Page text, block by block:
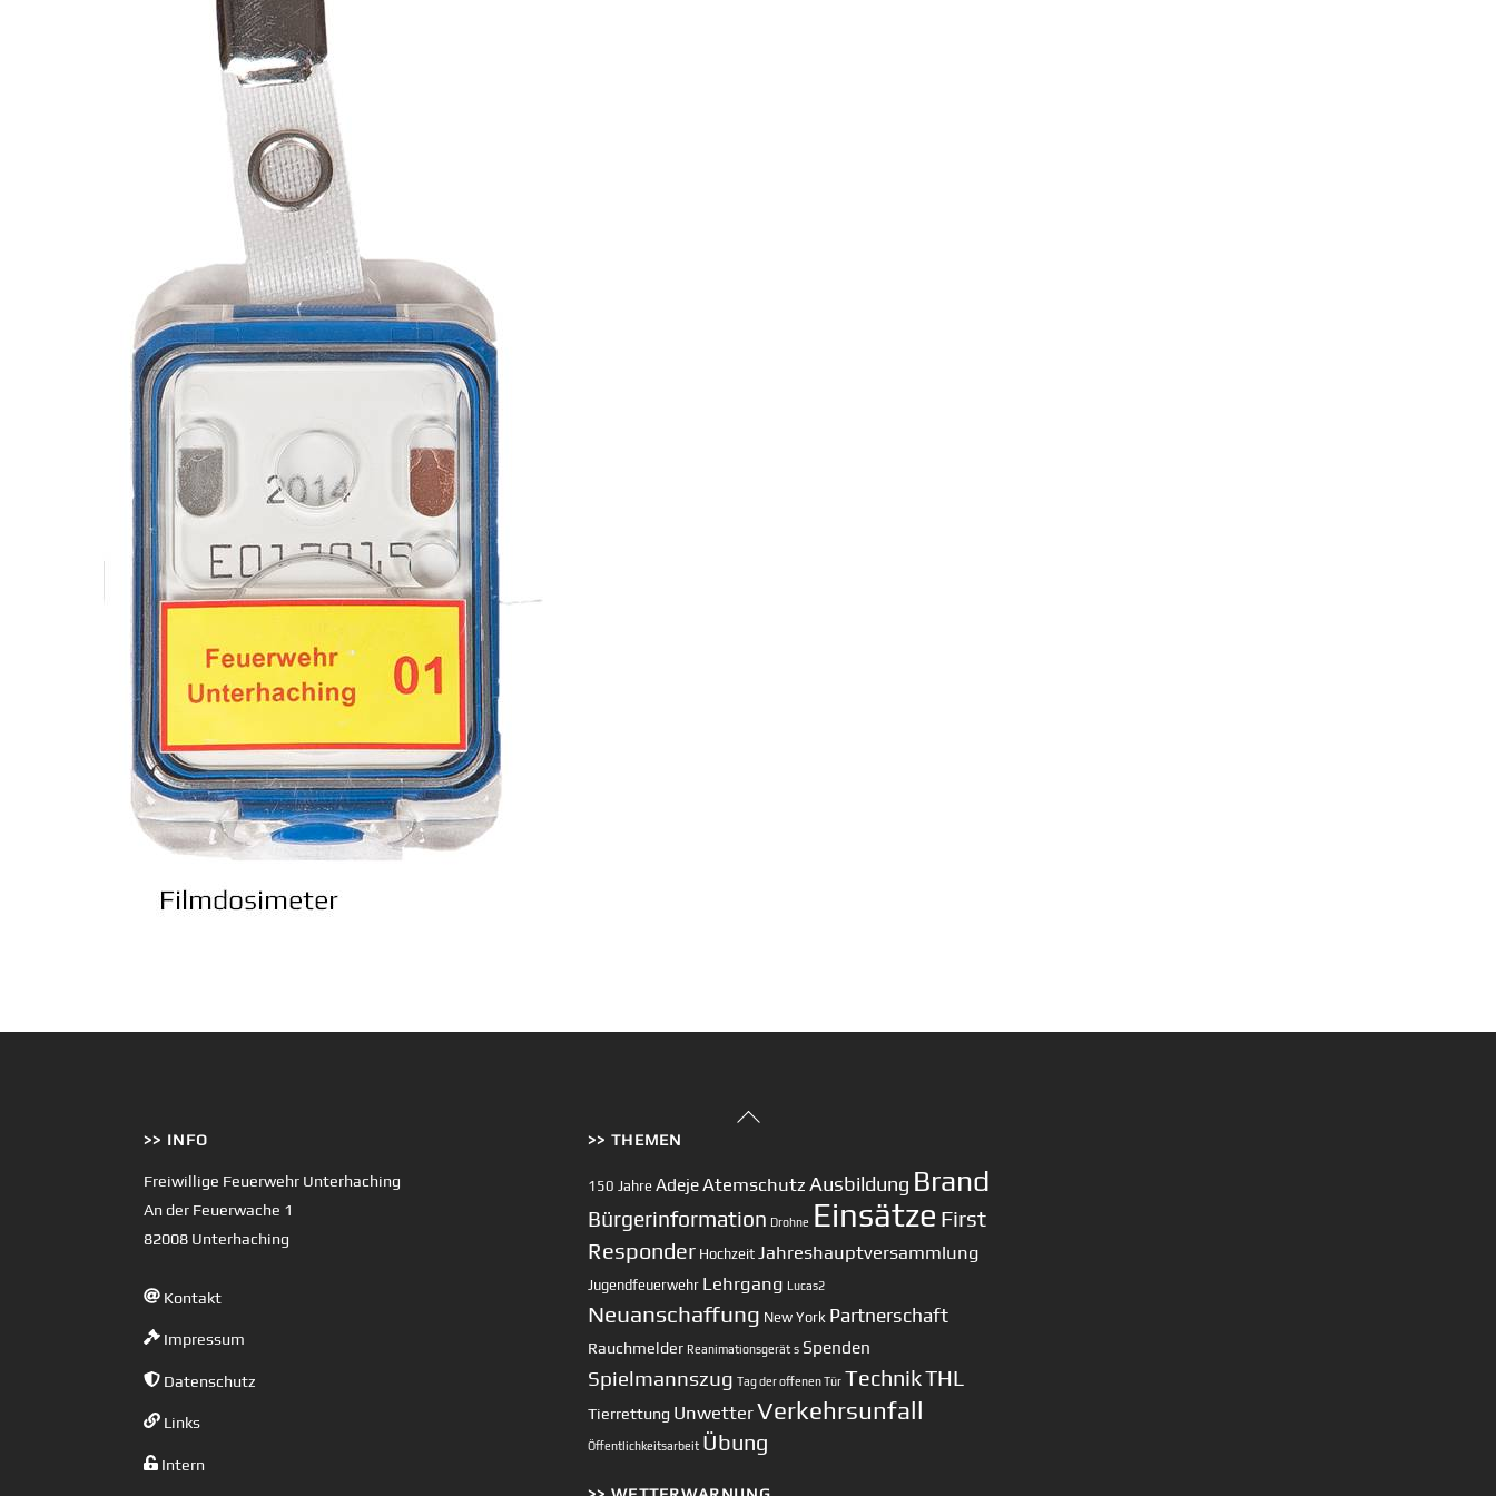
Back
>> INFO
Freiwillige Feuerwehr Unterhaching
An der Feuerwache 1
82008 Unterhaching
Kontakt
Impressum
Datenschutz
Links
Intern
>> THEMEN
150 Jahre AdejeAtemschutz Ausbildung Brand
Bürgerinformation Drohne Einsätze First
Responder Hochzeit Jahreshauptversammlung
Jugendfeuerwehr Lehrgang Lucas2
Neuanschaffung New York Partnerschaft
Rauchmelder Reanimationsgerät s Spenden
Spielmannszug Tag der offenen Tür TechnikTHL
Tierrettung UnwetterVerkehrsunfall
Öffentlichkeitsarbeit Übung